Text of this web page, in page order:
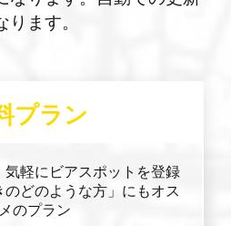
ります。
プラン
軽にビアスポットを登録
のどのような方」にもオス
のプラン